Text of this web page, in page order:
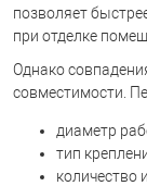
позволяет
при отделке
Однако
совместимости.
диаметр
тип
количество